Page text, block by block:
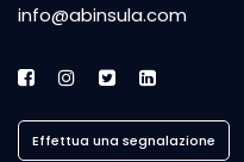
info@abinsula.com
Effettua una segnalazione